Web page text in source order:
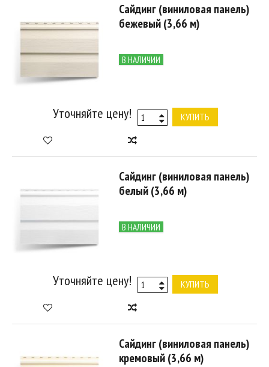
Сайдинг (виниловая панель)
бежевый (3,66 м)
В НАЛИЧИИ
Уточняйте цену! КУПИТЬ
Сайдинг (виниловая панель)
белый (3,66 м)
В НАЛИЧИИ
Уточняйте цену! КУПИТЬ
Сайдинг (виниловая панель)
кремовый (3,66 м)